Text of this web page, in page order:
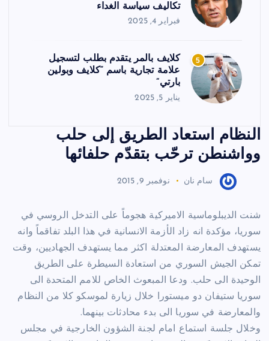
تكاليف سياسة الغداء
فبراير 4, 2025
5
كلايف بالمر يتقدم بطلب لتسجيل
علامة تجارية باسم “كلايف وبولين
بارتي”
يناير 5, 2025
النظام استعاد الطريق إلى حلب
وواشنطن ترحّب بتقدّم حلفائها
سام نان نوفمبر 9, 2015
شنت الديبلوماسية الاميركية هجوماً على التدخل الروسي في
سوريا، مؤكدة انه زاد الأزمة الانسانية في هذا البلد تفاقماً وانه
يستهدف المعارضة المعتدلة اكثر مما يستهدف الجهاديين، وقت
تمكن الجيش السوري من استعادة السيطرة على الطريق
الوحيدة الى حلب. ودعا المبعوث الخاص للامم المتحدة الى
سوريا ستيفان دو ميستورا خلال زيارة لموسكو كلا من النظام
والمعارضة في سوريا الى بدء محادثات بينهما.
وخلال جلسة استماع امام لجنة الشؤون الخارجية في مجلس